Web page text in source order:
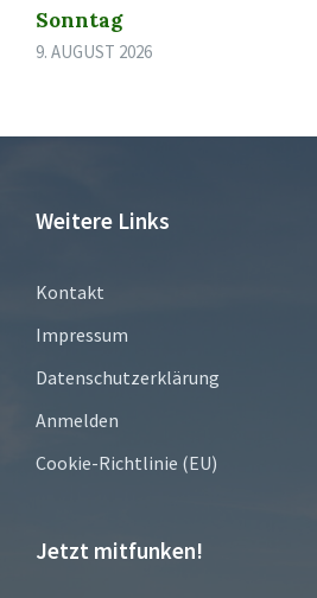
Sonntag
9. AUGUST 2026
Weitere Links
Kontakt
Impressum
Datenschutzerklärung
Anmelden
Cookie-Richtlinie (EU)
Jetzt mitfunken!